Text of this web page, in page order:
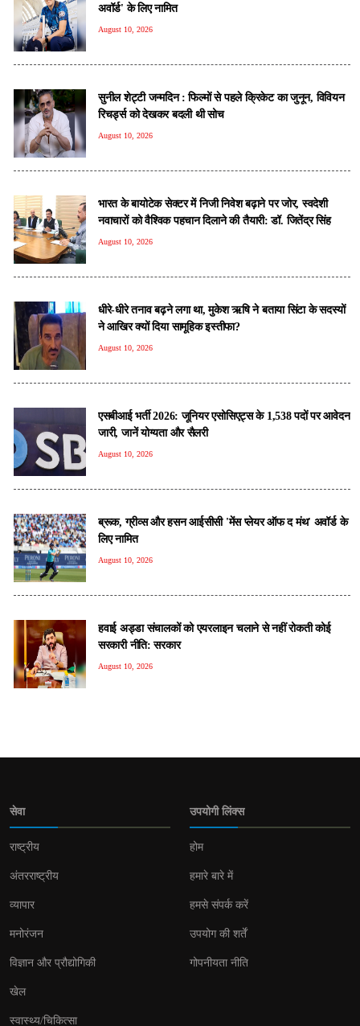
अवॉर्ड' के लिए नामित
August 10, 2026
सुनील शेट्टी जन्मदिन : फिल्मों से पहले क्रिकेट का जुनून, विवियन
रिचर्ड्स को देखकर बदली थी सोच
August 10, 2026
भारत के बायोटेक सेक्टर में निजी निवेश बढ़ाने पर जोर, स्वदेशी
नवाचारों को वैश्विक पहचान दिलाने की तैयारी: डॉ. जितेंद्र सिंह
August 10, 2026
धीरे-धीरे तनाव बढ़ने लगा था, मुकेश ऋषि ने बताया सिंटा के सदस्यों
ने आखिर क्यों दिया सामूहिक इस्तीफा?
August 10, 2026
एसबीआई भर्ती 2026: जूनियर एसोसिएट्स के 1,538 पदों पर आवेदन
जारी, जानें योग्यता और सैलरी
August 10, 2026
ब्रूक, ग्रीव्स और हसन आईसीसी 'मेंस प्लेयर ऑफ द मंथ' अवॉर्ड के
लिए नामित
August 10, 2026
हवाई अड्डा संचालकों को एयरलाइन चलाने से नहीं रोकती कोई
सरकारी नीति: सरकार
August 10, 2026
सेवा
राष्ट्रीय
अंतरराष्ट्रीय
व्यापार
मनोरंजन
विज्ञान और प्रौद्योगिकी
खेल
स्वास्थ्य/चिकित्सा
उपयोगी लिंक्स
होम
हमारे बारे में
हमसे संपर्क करें
उपयोग की शर्तें
गोपनीयता नीति